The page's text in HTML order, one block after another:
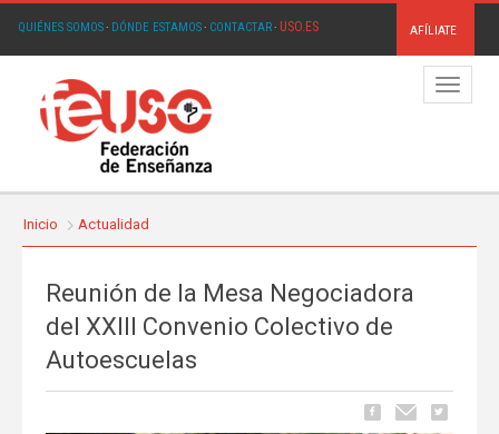
QUIÉNES SOMOS· DÓNDE ESTAMOS· CONTACTAR· USO.ES AFÍLIATE
Menú
Inicio Actualidad
Reunión de la Mesa Negociadora
del XXIII Convenio Colectivo de
Autoescuelas